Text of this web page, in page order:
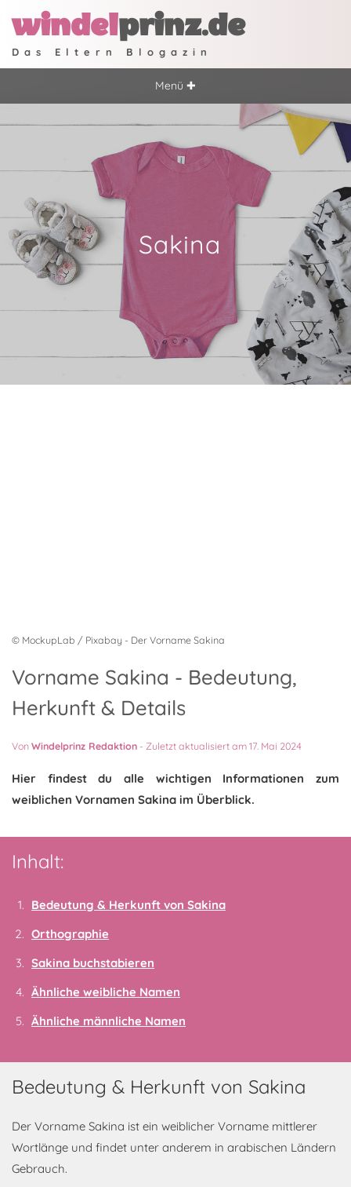
windelprinz.de
Das Eltern Blogazin
Menü ✚
Sakina
© MockupLab / Pixabay - Der Vorname Sakina
Vorname Sakina - Bedeutung,
Herkunft & Details
VonWindelprinz Redaktion - Zuletzt aktualisiert am 17. Mai 2024
Hier findest du alle wichtigen Informationen zum
weiblichen Vornamen Sakina im Überblick.
Inhalt:
Bedeutung & Herkunft von Sakina
Orthographie
Sakina buchstabieren
Ähnliche weibliche Namen
Ähnliche männliche Namen
Bedeutung & Herkunft von Sakina
Der Vorname Sakina ist ein weiblicher Vorname mittlerer
Wortlänge und findet unter anderem in arabischen Ländern
Gebrauch.